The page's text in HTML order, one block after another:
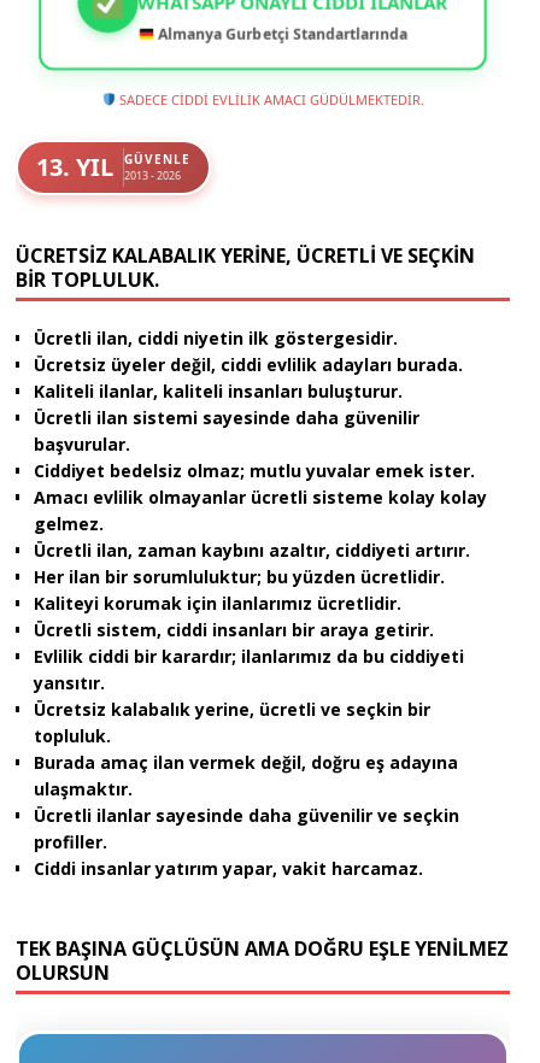
Almanya Gurbetçi Standartlarında
SADECE CİDDİ EVLİLİK AMACI GÜDÜLMEKTEDİR.
13. YIL GÜVENLE
2013 - 2026
ÜCRETSIZ KALABALIK YERINE, ÜCRETLI VE SEÇKIN
BIR TOPLULUK.
Ücretli ilan, ciddi niyetin ilk göstergesidir.
Ücretsiz üyeler değil, ciddi evlilik adayları burada.
Kaliteli ilanlar, kaliteli insanları buluşturur.
Ücretli ilan sistemi sayesinde daha güvenilir
başvurular.
Ciddiyet bedelsiz olmaz; mutlu yuvalar emek ister.
Amacı evlilik olmayanlar ücretli sisteme kolay kolay
gelmez.
Ücretli ilan, zaman kaybını azaltır, ciddiyeti artırır.
Her ilan bir sorumluluktur; bu yüzden ücretlidir.
Kaliteyi korumak için ilanlarımız ücretlidir.
Ücretli sistem, ciddi insanları bir araya getirir.
Evlilik ciddi bir karardır; ilanlarımız da bu ciddiyeti
yansıtır.
Ücretsiz kalabalık yerine, ücretli ve seçkin bir
topluluk.
Burada amaç ilan vermek değil, doğru eş adayına
ulaşmaktır.
Ücretli ilanlar sayesinde daha güvenilir ve seçkin
profiller.
Ciddi insanlar yatırım yapar, vakit harcamaz.
TEK BAŞINA GÜÇLÜSÜN AMA DOĞRU EŞLE YENİLMEZ
OLURSUN